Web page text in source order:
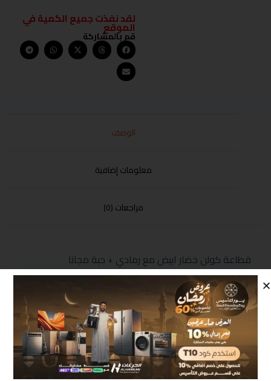
لقد نفذت جميع الكمية في
الموقع
قم بالمشاركة
الوصف
معلومات إضافية
مراجعات (0)
قطاعة كولن خضار ابيض مع رمادي + حبة مجانا
منتجات مشابهة